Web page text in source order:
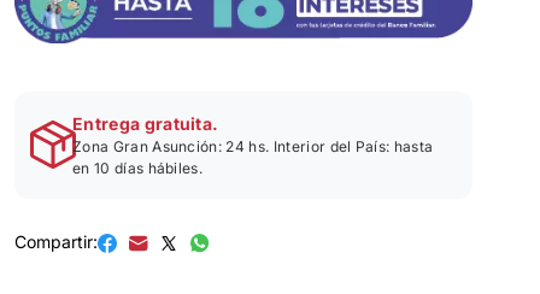
Entrega gratuita.
Zona Gran Asunción: 24 hs. Interior del País: hasta
en 10 días hábiles.
Compartir: